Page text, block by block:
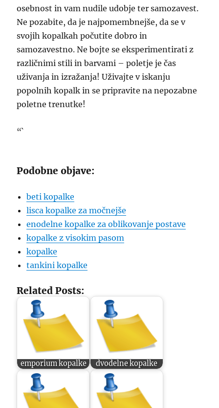
osebnost in vam nudile udobje ter samozavest.
Ne pozabite, da je najpomembnejše, da se v
svojih kopalkah počutite dobro in
samozavestno. Ne bojte se eksperimentirati z
različnimi stili in barvami – poletje je čas
uživanja in izražanja! Uživajte v iskanju
popolnih kopalk in se pripravite na nepozabne
poletne trenutke!
“`
Podobne objave:
beti kopalke
lisca kopalke za močnejše
enodelne kopalke za oblikovanje postave
kopalke z visokim pasom
kopalke
tankini kopalke
Related Posts:
emporium kopalke dvodelne kopalke